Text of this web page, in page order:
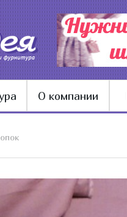
О компании